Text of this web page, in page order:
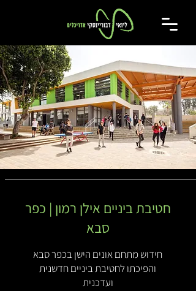
חטיבת ביניים אילן רמון | כפר
סבא
חידוש מתחם אונים הישן בכפר סבא
והפיכתו לחטיבת ביניים חדשנית
ועדכנית